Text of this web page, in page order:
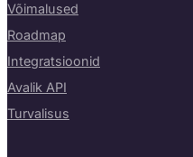
Võimalused
Roadmap
Integratsioonid
Avalik API
Turvalisus